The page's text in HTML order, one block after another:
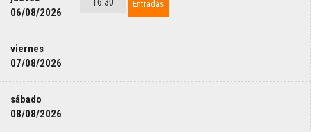
06/08/2026
Entradas
viernes
07/08/2026
sábado
08/08/2026